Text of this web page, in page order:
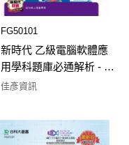
FG50101
新時代 乙級電腦軟體應
用學科題庫必通解析 - 最
新版(第五版) - 附贈
佳彥資訊